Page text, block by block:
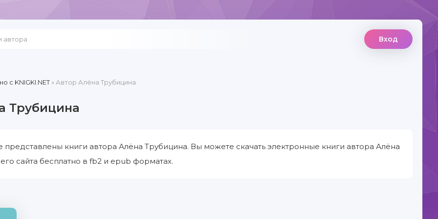
Вход
c KNIGKI.NET» Автор Алёна Трубицина
Трубицина
представлены книги автора Алёна Трубицина. Вы можете скачать электронные книги автора Алёна
сайта бесплатно в fb2 и epub форматах.